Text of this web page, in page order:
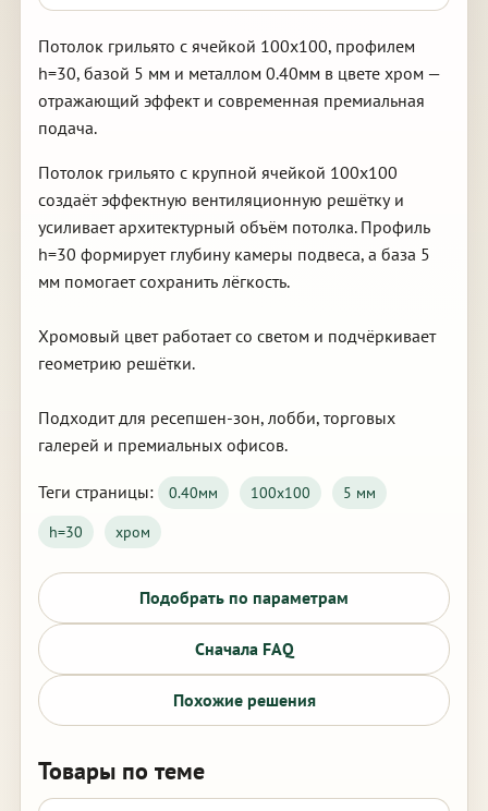
Потолок грильято с ячейкой 100х100, профилем
h=30, базой 5 мм и металлом 0.40мм в цвете хром —
отражающий эффект и современная премиальная
подача.
Потолок грильято с крупной ячейкой 100х100
создаёт эффектную вентиляционную решётку и
усиливает архитектурный объём потолка. Профиль
h=30 формирует глубину камеры подвеса, а база 5
мм помогает сохранить лёгкость.
Хромовый цвет работает со светом и подчёркивает
геометрию решётки.
Подходит для ресепшен-зон, лобби, торговых
галерей и премиальных офисов.
Теги страницы: 0.40мм 100х100
5 мм
h=30
хром
Подобрать по параметрам
Сначала FAQ
Похожие решения
Товары по теме